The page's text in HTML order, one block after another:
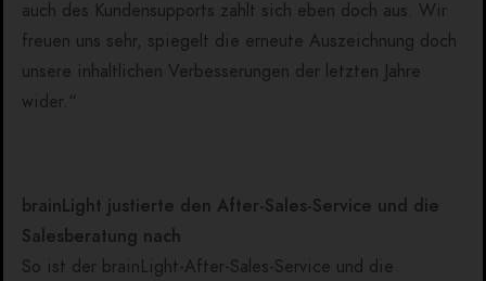
auch des Kundensupports zahlt sich eben doch aus. Wir
freuen uns sehr, spiegelt die erneute Auszeichnung doch
unsere inhaltlichen Verbesserungen der letzten Jahre
wider.“
brainLight justierte den After-Sales-Service und die
Salesberatung nach
So ist der brainLight-After-Sales-Service und die